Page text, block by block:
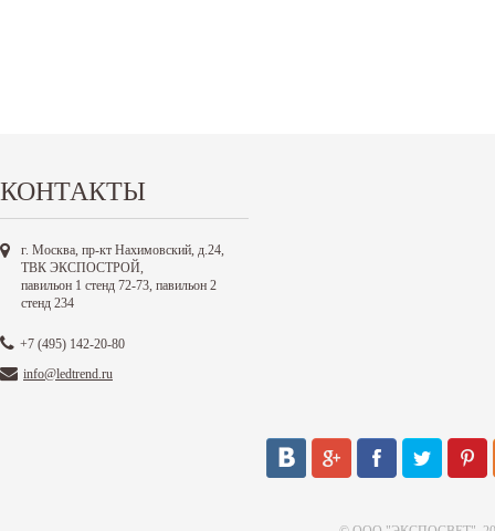
КОНТАКТЫ
г. Москва, пр-кт Нахимовский, д.24,
ТВК ЭКСПОСТРОЙ,
павильон 1 стенд 72-73, павильон 2
стенд 234
+7 (495) 142-20-80
info@ledtrend.ru